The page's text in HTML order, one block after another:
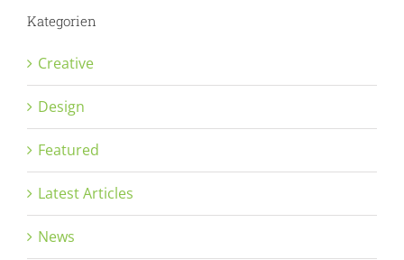
Kategorien
Creative
Design
Featured
Latest Articles
News